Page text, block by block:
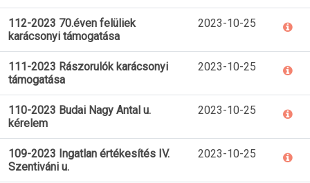
112-2023 70.éven felüliek
karácsonyi támogatása
2023-10-25
111-2023 Rászorulók karácsonyi
támogatása
2023-10-25
110-2023 Budai Nagy Antal u.
kérelem
2023-10-25
109-2023 Ingatlan értékesítés IV.
Szentiváni u.
2023-10-25